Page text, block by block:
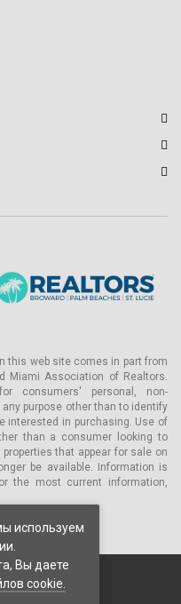
this web site comes in part from
Miami Association of Realtors.
consumers' personal, non-
purpose other than to identify
interested in purchasing. Use of
than a consumer looking to
that appear for sale on
be available. Information is
the most current information,
используем
Вы даете
cookie.
защищены.